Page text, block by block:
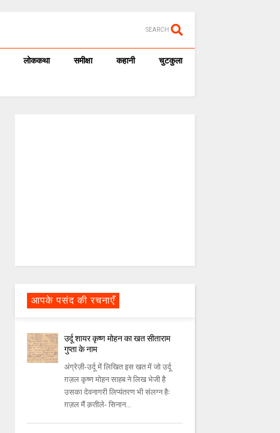
SEARCH
लोककथा समीक्षा कहानी चुटकुला
आपके पसंद की रचनाएँ
उर्दू शायर कृष्ण मोहन का खत सीताराम
गुप्ता के नाम
अंग्रेज़ी-उर्दू में लिखित इस खत में जो उर्दू
ग़ज़ल कृष्‍ण मोहन साहब ने लिख भेजी है
उसका देवनागरी लिप्‍यंतरण भी संलग्‍न हैः
ग़ज़ल मैं क़तीले- सिनान...